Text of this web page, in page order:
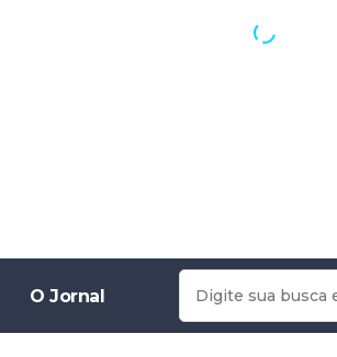
O Jornal